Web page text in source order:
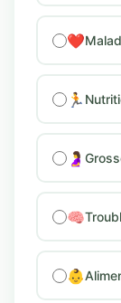
❤️
🏃
🤰
🧠
👶